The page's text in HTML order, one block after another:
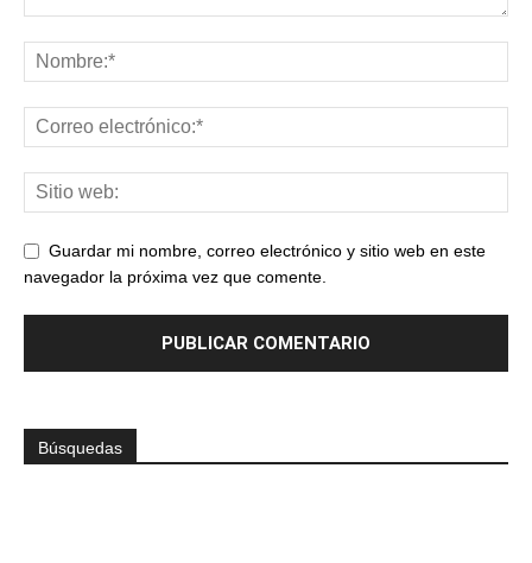
Guardar mi nombre, correo electrónico y sitio web en este
navegador la próxima vez que comente.
Búsquedas